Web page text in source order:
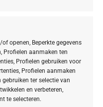
openen, Beperkte gegevens
Profielen aanmaken ten
Profielen gebruiken voor
Profielen aanmaken
ter selectie van
en verbeteren,
te selecteren.
op je huid efficiënt te
specifieke ingrediënten die
van binnen uit.
stralen, die de
huidveroudering en die ook
Control Cream bevat alpine
bestrijden door diep in je
te beschermen. Bovendien